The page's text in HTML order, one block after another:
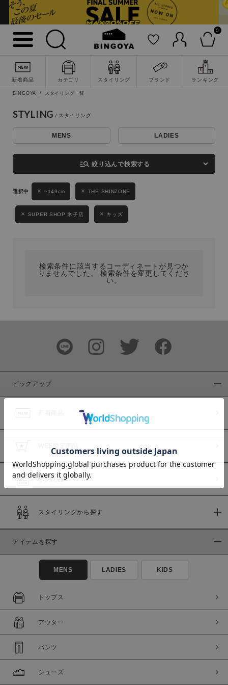
0
新着商品 カテゴリ スタイリング ブランド ランキング
詳細検索
キーワード
性別
MENS LADIES
ブランド
商品タイプ
通常商品
セール価格
在庫
在庫あり
BINGOYA スタイリング一覧
STYLING
MENS LADIES
manage_search 絞り込んで検索する
~149cm THE SHINZONE
SUPER SHOP 米子店 キッズ
検索条件に該当するコーディネートが見つか
りませんでした。 検索条件を変更してくださ
い。
ピックアップ
予約商品
スタイリングから探す
アイテムを探す
MENS LADIES KIDS
トップス
アウター
パンツ
シューズ